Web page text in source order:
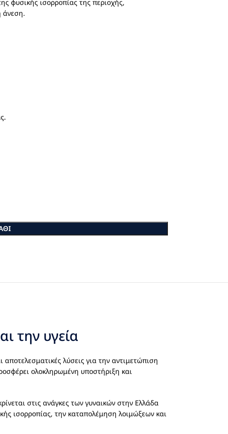
φυσικής ισορροπίας της περιοχής,
άνεση.
την υγεία
λύσεις για την αντιμετώπιση
ολοκληρωμένη υποστήριξη και
στις ανάγκες των γυναικών στην Ελλάδα
ισορροπίας, την καταπολέμηση λοιμώξεων και